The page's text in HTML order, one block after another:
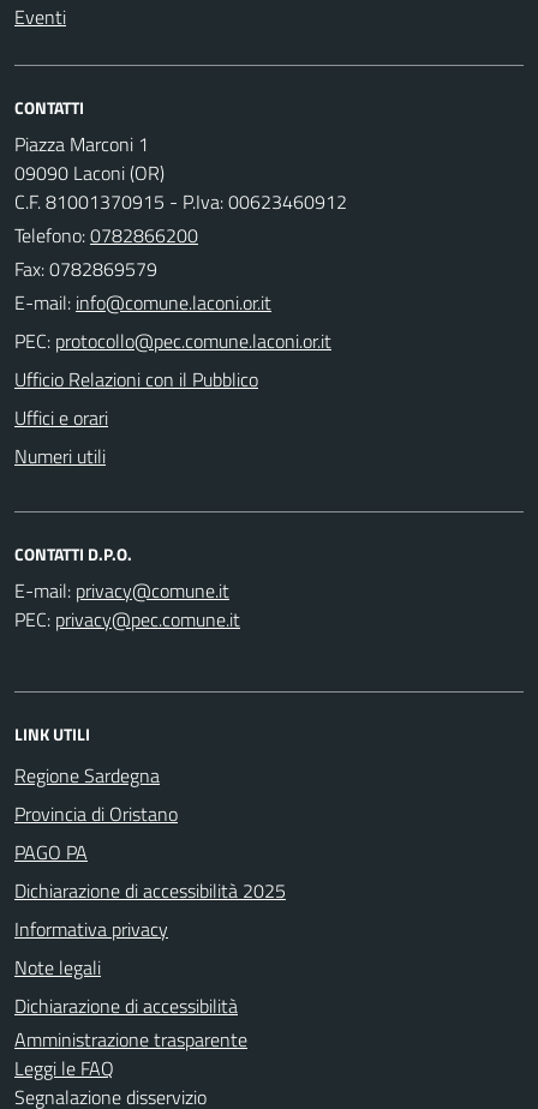
Eventi
CONTATTI
Piazza Marconi 1
09090 Laconi (OR)
C.F. 81001370915 - P.Iva: 00623460912
Telefono:0782866200
Fax: 0782869579
E-mail:
PEC:
Ufficio Relazioni con il Pubblico
Uffici e orari
Numeri utili
CONTATTI D.P.O.
E-mail:
PEC:
LINK UTILI
Regione Sardegna
Provincia di Oristano
PAGO PA
Dichiarazione di accessibilità 2025
Informativa privacy
Note legali
Dichiarazione di accessibilità
Amministrazione trasparente
Leggi le FAQ
Segnalazione disservizio